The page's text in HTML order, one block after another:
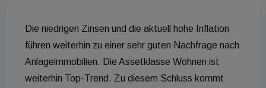
Die niedrigen Zinsen und die aktuell hohe Inflation
führen weiterhin zu einer sehr guten Nachfrage nach
Anlageimmobilien. Die Assetklasse Wohnen ist
weiterhin Top-Trend. Zu diesem Schluss kommt